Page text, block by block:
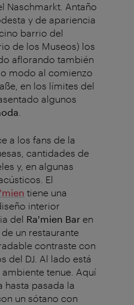
Naschmarkt. Antaño
y de apariencia
barrio del
de los Museos) los
aflorando también
modo al comienzo
en los límites del
algunos
a los fans de la
cantidades de
y, en algunas
El
tiene una
interior
del Ra'mien Bar en
un restaurante
contraste con
del DJ. Al lado está
tenue. Aquí
hasta pasada la
un sótano con